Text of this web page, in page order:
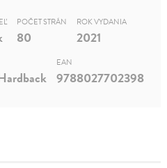
POČET STRÁN
80
ROK VYDANIA
2021
EAN
9788027702398